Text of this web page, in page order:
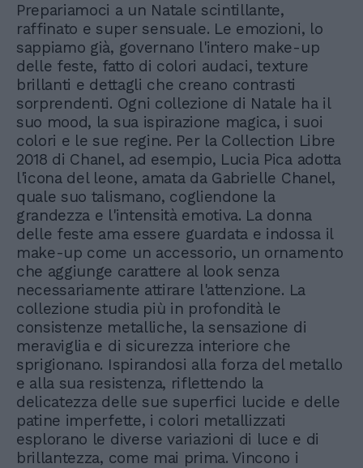
Prepariamoci a un Natale scintillante,
raffinato e super sensuale. Le emozioni, lo
sappiamo già, governano l'intero make-up
delle feste, fatto di colori audaci, texture
brillanti e dettagli che creano contrasti
sorprendenti. Ogni collezione di Natale ha il
suo mood, la sua ispirazione magica, i suoi
colori e le sue regine. Per la Collection Libre
2018 di Chanel, ad esempio, Lucia Pica adotta
l'icona del leone, amata da Gabrielle Chanel,
quale suo talismano, cogliendone la
grandezza e l'intensità emotiva. La donna
delle feste ama essere guardata e indossa il
make-up come un accessorio, un ornamento
che aggiunge carattere al look senza
necessariamente attirare l'attenzione. La
collezione studia più in profondità le
consistenze metalliche, la sensazione di
meraviglia e di sicurezza interiore che
sprigionano. Ispirandosi alla forza del metallo
e alla sua resistenza, riflettendo la
delicatezza delle sue superfici lucide e delle
patine imperfette, i colori metallizzati
esplorano le diverse variazioni di luce e di
brillantezza, come mai prima. Vincono i